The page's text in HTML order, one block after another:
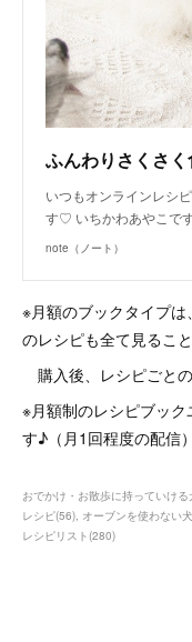
いつもオンラインレシ
す♡ いちかわあやこで
note（ノート）
※月額のブックタイプ
のレシピも全て見るこ
購入後、レシピごと
※月額制のレシピブッ
す♪（月1回程度の配信）
おでかけ・お散歩に持っていけ
レシピ(56) オーブンを使わない
レシピリスト(280)